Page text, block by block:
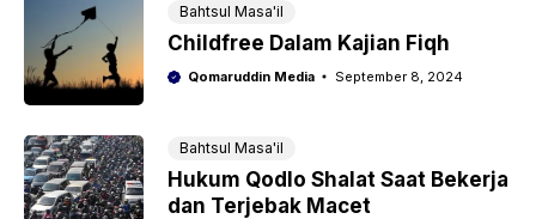
Bahtsul Masa'il
Childfree Dalam Kajian Fiqh
Qomaruddin Media September 8, 2024
Bahtsul Masa'il
Hukum Qodlo Shalat Saat Bekerja
dan Terjebak Macet